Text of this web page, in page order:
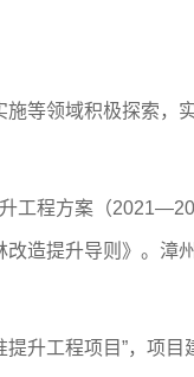
等领域积极探索，
工程方案（
造提升导则》。漳
升工程项目”，项目